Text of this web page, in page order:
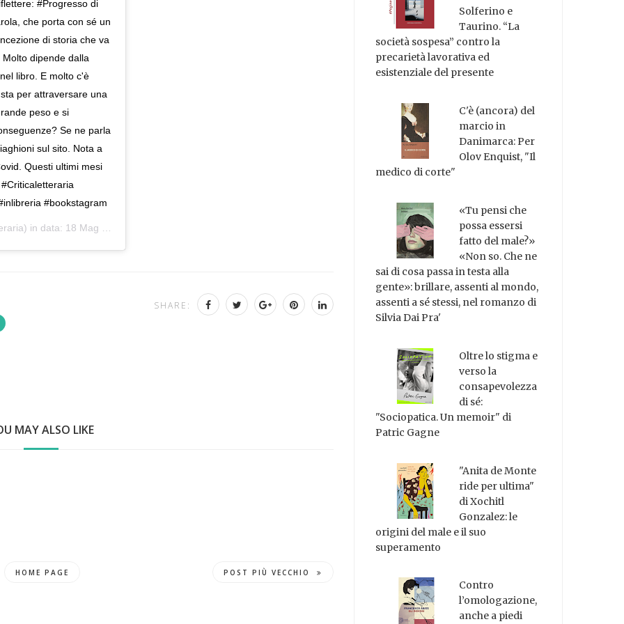
#Progresso di
che porta con sé un
di storia che va
dipende dalla
libro. E molto c'è
per attraversare una
peso e si
Se ne parla
sul sito. Nota a
Questi ultimi mesi
#bookstagram
in data: 18 Mag 2020 alle ore 12:39 PDT
SHARE:
MAY ALSO LIKE
HOME PAGE POST PIÙ VECCHIO
Solferino e
Taurino. “La
società sospesa” contro la
precarietà lavorativa ed
esistenziale del presente
C'è (ancora) del
marcio in
Danimarca: Per
Olov Enquist, "Il
medico di corte"
«Tu pensi che
possa essersi
fatto del male?»
«Non so. Che ne
sai di cosa passa in testa alla
gente»: brillare, assenti al mondo,
assenti a sé stessi, nel romanzo di
Silvia Dai Pra'
Oltre lo stigma e
verso la
consapevolezza
di sé:
"Sociopatica. Un memoir" di
Patric Gagne
"Anita de Monte
ride per ultima"
di Xochitl
Gonzalez: le
origini del male e il suo
superamento
Contro
l’omologazione,
anche a piedi